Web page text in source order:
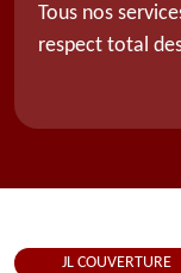
Tous nos
respect total
JL COUVERTURE